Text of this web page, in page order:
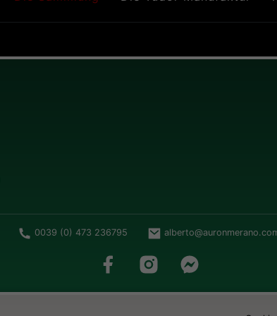
0039 (0) 473 236795